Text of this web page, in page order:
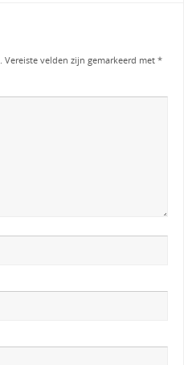
Vereiste velden zijn gemarkeerd met *